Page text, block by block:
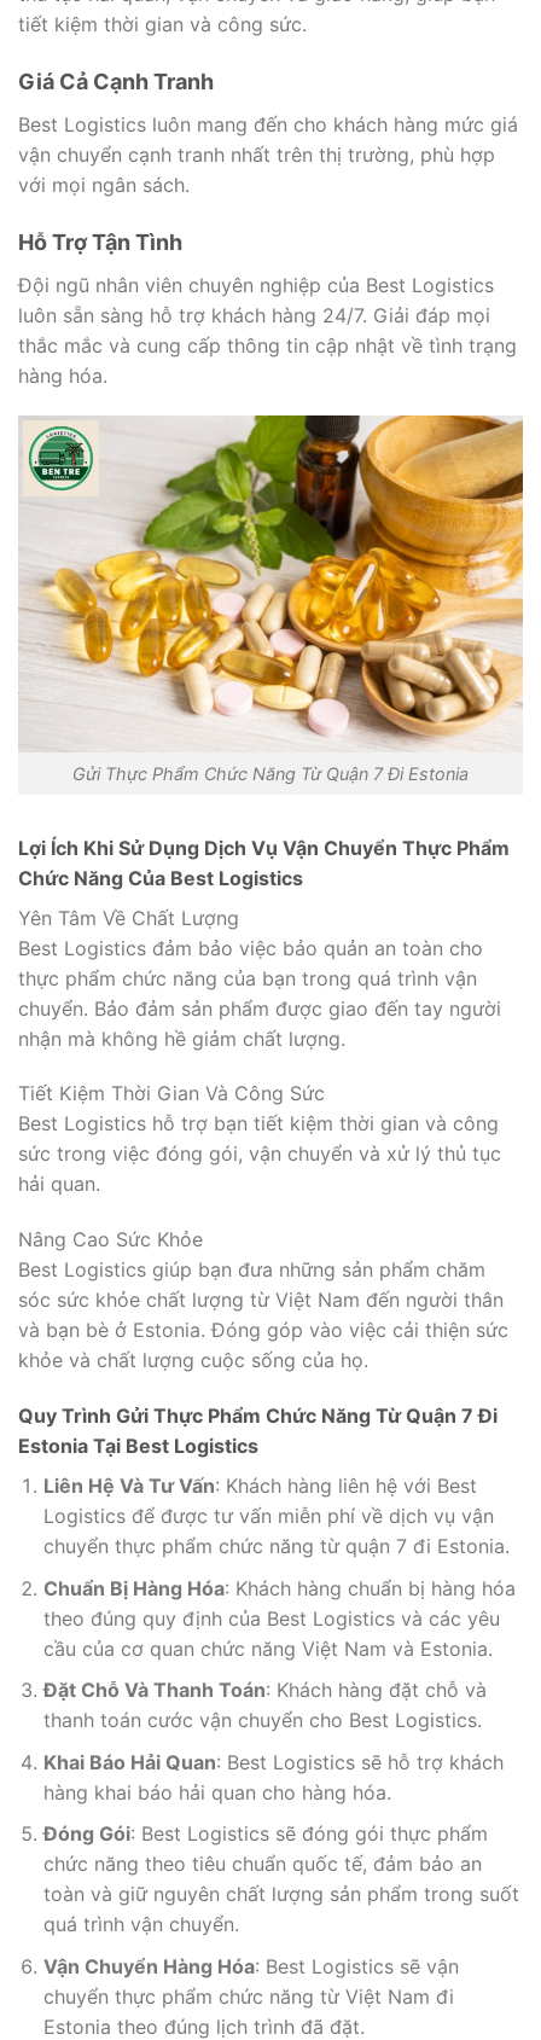
tiết kiệm thời gian và công sức.
Giá Cả Cạnh Tranh
Best Logistics luôn mang đến cho khách hàng mức giá
vận chuyển cạnh tranh nhất trên thị trường, phù hợp
với mọi ngân sách.
Hỗ Trợ Tận Tình
Đội ngũ nhân viên chuyên nghiệp của Best Logistics
luôn sẵn sàng hỗ trợ khách hàng 24/7. Giải đáp mọi
thắc mắc và cung cấp thông tin cập nhật về tình trạng
hàng hóa.
Gửi Thực Phẩm Chức Năng Từ Quận 7 Đi Estonia
Lợi Ích Khi Sử Dụng Dịch Vụ Vận Chuyển Thực Phẩm
Chức Năng Của Best Logistics
Yên Tâm Về Chất Lượng
Best Logistics đảm bảo việc bảo quản an toàn cho
thực phẩm chức năng của bạn trong quá trình vận
chuyển. Bảo đảm sản phẩm được giao đến tay người
nhận mà không hề giảm chất lượng.
Tiết Kiệm Thời Gian Và Công Sức
Best Logistics hỗ trợ bạn tiết kiệm thời gian và công
sức trong việc đóng gói, vận chuyển và xử lý thủ tục
hải quan.
Nâng Cao Sức Khỏe
Best Logistics giúp bạn đưa những sản phẩm chăm
sóc sức khỏe chất lượng từ Việt Nam đến người thân
và bạn bè ở Estonia. Đóng góp vào việc cải thiện sức
khỏe và chất lượng cuộc sống của họ.
Quy Trình Gửi Thực Phẩm Chức Năng Từ Quận 7 Đi
Estonia Tại Best Logistics
Liên Hệ Và Tư Vấn: Khách hàng liên hệ với Best
Logistics để được tư vấn miễn phí về dịch vụ vận
chuyển thực phẩm chức năng từ quận 7 đi Estonia.
Chuẩn Bị Hàng Hóa: Khách hàng chuẩn bị hàng hóa
theo đúng quy định của Best Logistics và các yêu
cầu của cơ quan chức năng Việt Nam và Estonia.
Đặt Chỗ Và Thanh Toán: Khách hàng đặt chỗ và
thanh toán cước vận chuyển cho Best Logistics.
Khai Báo Hải Quan: Best Logistics sẽ hỗ trợ khách
hàng khai báo hải quan cho hàng hóa.
Đóng Gói: Best Logistics sẽ đóng gói thực phẩm
chức năng theo tiêu chuẩn quốc tế, đảm bảo an
toàn và giữ nguyên chất lượng sản phẩm trong suốt
quá trình vận chuyển.
Vận Chuyển Hàng Hóa: Best Logistics sẽ vận
chuyển thực phẩm chức năng từ Việt Nam đi
Estonia theo đúng lịch trình đã đặt.